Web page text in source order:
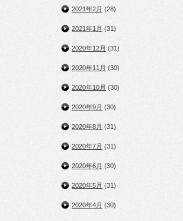
2021年2月 (28)
2021年1月 (31)
2020年12月 (31)
2020年11月 (30)
2020年10月 (30)
2020年9月 (30)
2020年8月 (31)
2020年7月 (31)
2020年6月 (30)
2020年5月 (31)
2020年4月 (30)